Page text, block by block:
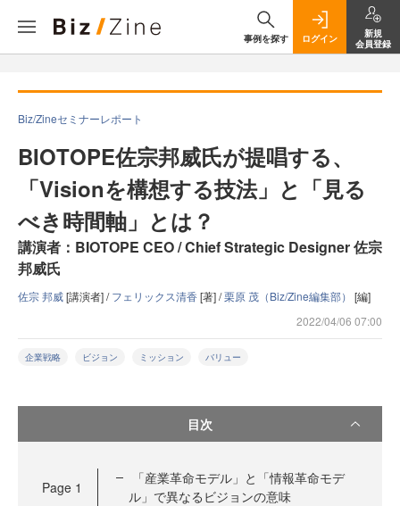
事例を探す ログイン
新規
会員登録
Biz/Zineセミナーレポート
BIOTOPE佐宗邦威氏が提唱する、
「Visionを構想する技法」と「見る
べき時間軸」とは？
講演者：BIOTOPE CEO / Chief Strategic Designer 佐宗
邦威氏
佐宗 邦威[講演者] /フェリックス清香[著] /栗原 茂（Biz/Zine編集部） [編]
2022/04/06 07:00
企業戦略 ビジョン ミッション バリュー
目次
Page 1
「産業革命モデル」と「情報革命モデ
ル」で異なるビジョンの意味